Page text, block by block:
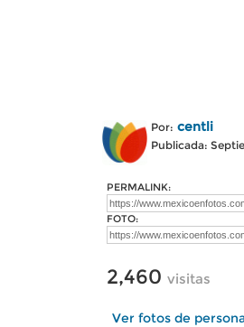
Por: centli
Publicada:
PERMALINK:
FOTO:
2,460 visitas
Ver fotos de